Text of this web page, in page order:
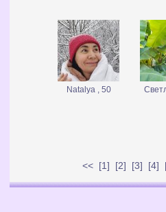
Natalya , 50
<< [1] [2] [3] [4]